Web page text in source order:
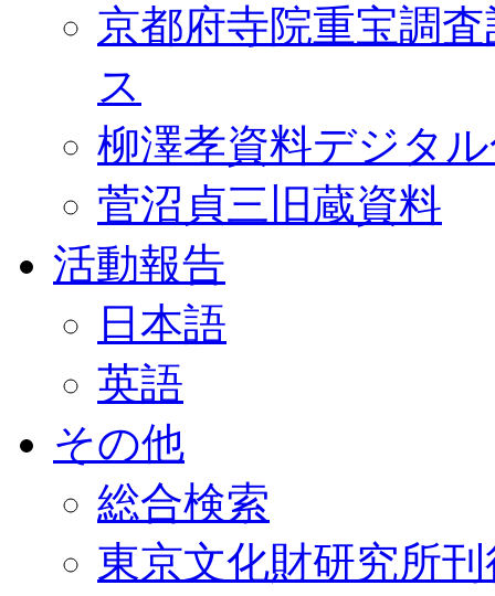
京都府寺院重宝調
ス
柳澤孝資料デジタ
菅沼貞三旧蔵資料
活動報告
日本語
英語
その他
総合検索
東京文化財研究所